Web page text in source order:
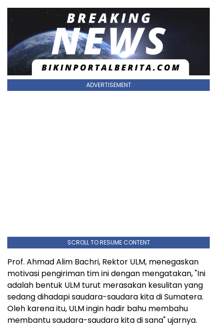
ADVERTISEMENT
SCROLL TO RESUME CONTENT
Prof. Ahmad Alim Bachri, Rektor ULM, menegaskan
motivasi pengiriman tim ini dengan mengatakan, "Ini
adalah bentuk ULM turut merasakan kesulitan yang
sedang dihadapi saudara-saudara kita di Sumatera.
Oleh karena itu, ULM ingin hadir bahu membahu
membantu saudara-saudara kita di sana" ujarnya.